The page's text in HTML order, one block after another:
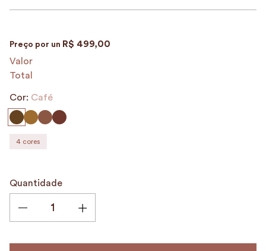
Preço por un R$ 499,00
Valor
Total
Cor: Café
4 cores
Quantidade
5º
bolsa
8º
nécessaire